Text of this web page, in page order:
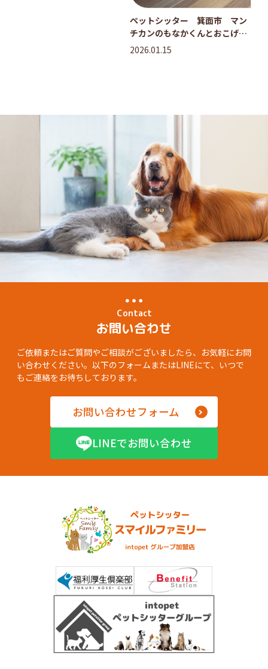
ペットシッター 箕面市 マン
チカンのもなかくんとおこげち
ゃん、サイベリアンのおもちち
2026.01.15
Contact
お問い合わせ
ご依頼またはご質問やご相談がございましたら、お気軽にお問
い合わせください。以下のフォームまたはLINEにて、いつで
もご連絡をお待ちしております。
お問い合わせフォーム
LINEでお問い合わせ